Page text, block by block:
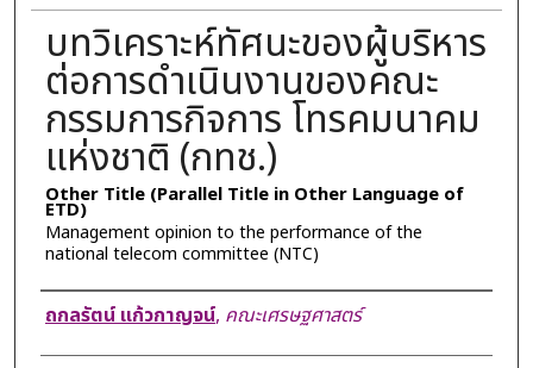
บทวิเคราะห์ทัศนะของผู้บริหาร
ต่อการดำเนินงานของคณะ
กรรมการกิจการ โทรคมนาคม
แห่งชาติ (กทช.)
Other Title (Parallel Title in Other Language of
ETD)
Management opinion to the performance of the
national telecom committee (NTC)
Author
ถกลรัตน์ แก้วกาญจน์, คณะเศรษฐศาสตร์